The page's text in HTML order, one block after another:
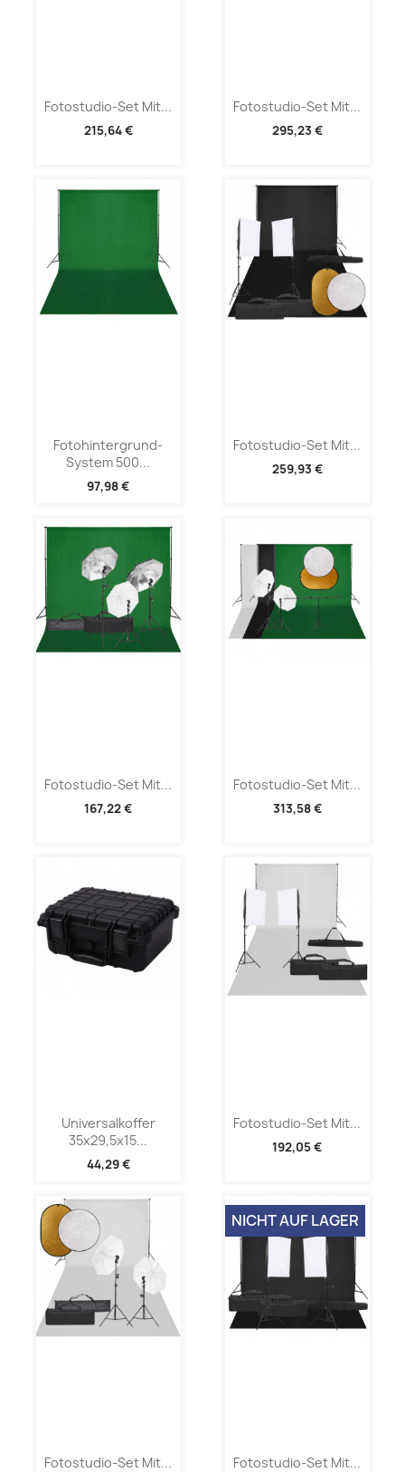
Fotostudio-Set Mit...
215,64 €
Fotostudio-Set Mit...
295,23 €
Fotohintergrund-
System 500...
97,98 €
Fotostudio-Set Mit...
259,93 €
Fotostudio-Set Mit...
167,22 €
Fotostudio-Set Mit...
313,58 €
Universalkoffer
35x29,5x15...
44,29 €
Fotostudio-Set Mit...
192,05 €
Fotostudio-Set Mit... Fotostudio-Set Mit...
NICHT AUF LAGER